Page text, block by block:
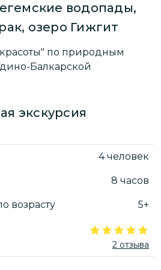
водопады,
озеро Гижгит
по природным
Балкарской
экскурсия
4 человек
8 часов
возрасту 5+
2 отзыва